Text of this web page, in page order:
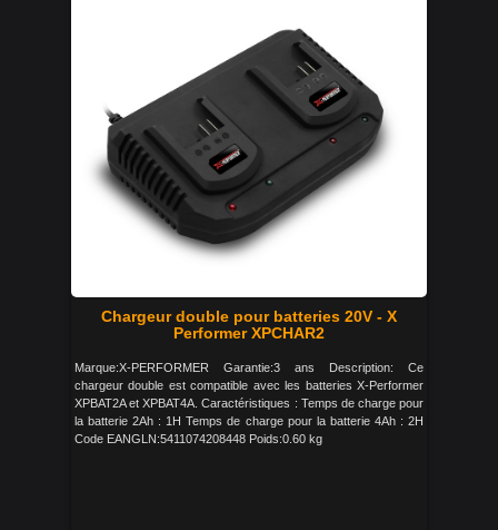
Chargeur double pour batteries 20V - X
Performer XPCHAR2
Marque:X-PERFORMER Garantie:3 ans Description: Ce
chargeur double est compatible avec les batteries X-Performer
XPBAT2A et XPBAT4A. Caractéristiques : Temps de charge pour
la batterie 2Ah : 1H Temps de charge pour la batterie 4Ah : 2H
Code EANGLN:5411074208448 Poids:0.60 kg